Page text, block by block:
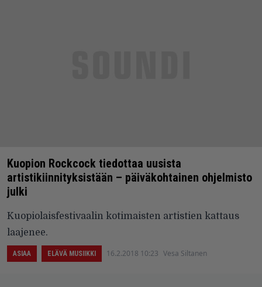
Kuopion Rockcock tiedottaa uusista
artistikiinnityksistään – päiväkohtainen ohjelmisto
julki
Kuopiolaisfestivaalin kotimaisten artistien kattaus
laajenee.
ASIAA ELÄVÄ MUSIIKKI 16.2.2018 10:23 Vesa Siltanen